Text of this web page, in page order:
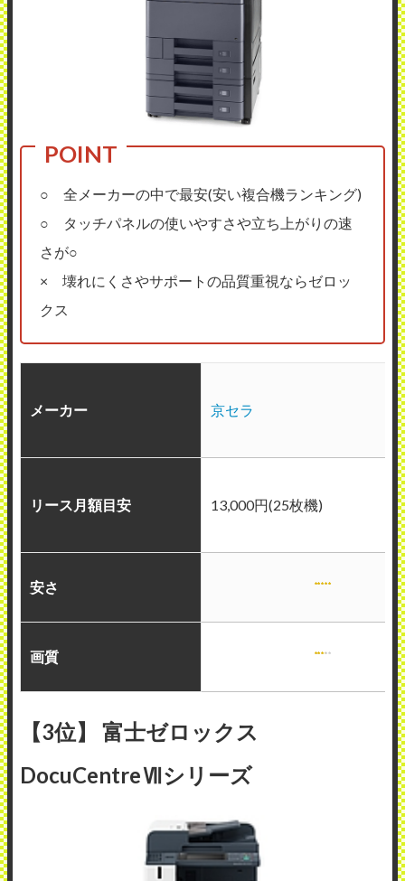
○ 全メーカーの中で最安(安い複合機ランキング)
○ タッチパネルの使いやすさや立ち上がりの速
さが○
× 壊れにくさやサポートの品質重視ならゼロッ
クス
メーカー 京セラ
リース月額目安 13,000円(25枚機)
安さ
画質
【3位】 富士ゼロックス
DocuCentreⅦシリーズ